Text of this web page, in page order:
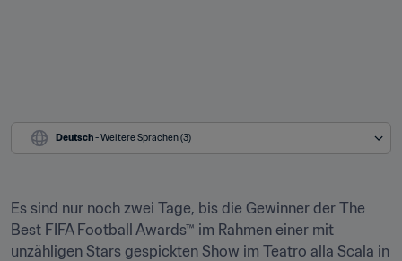
Deutsch - Weitere Sprachen (3)
Es sind nur noch zwei Tage, bis die Gewinner der The
Best FIFA Football Awards™ im Rahmen einer mit
unzähligen Stars gespickten Show im Teatro alla Scala in